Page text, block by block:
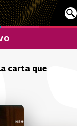
carta que